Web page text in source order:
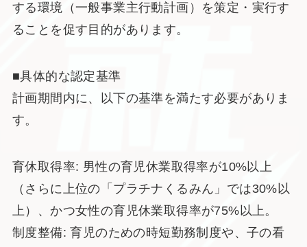
する環境（一般事業主行動計画）を策定・実行す
ることを促す目的があります。
■具体的な認定基準
計画期間内に、以下の基準を満たす必要がありま
す。
育休取得率: 男性の育児休業取得率が10%以上
（さらに上位の「プラチナくるみん」では30%以
上）、かつ女性の育児休業取得率が75%以上。
制度整備: 育児のための時短勤務制度や、子の看